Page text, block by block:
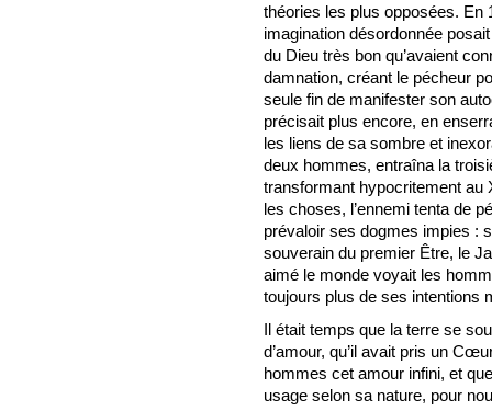
théories les plus opposées. En
imagination désordonnée
du Dieu très bon qu’avaient
damnation, créant le pécheur
seule fin de manifester son
précisait plus encore, en
les liens de sa sombre et
deux hommes, entraîna la
transformant hypocritement au
les choses, l’ennemi tenta de
prévaloir ses dogmes impies :
souverain du premier Être, le
aimé le monde voyait les
toujours plus de ses intentions
Il était temps que la terre se
d’amour, qu’il avait pris un
hommes cet amour infini, et
usage selon sa nature, pour